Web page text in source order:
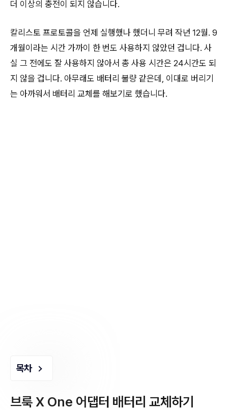
더 이상의 충전이 되지 않습니다.
칼리스토 프로토콜을 언제 실행했나 했더니 무려 작년 12월. 9
개월이라는 시간 가까이 한 번도 사용하지 않았던 겁니다. 사
실 그 전에도 잘 사용하지 않아서 총 사용 시간은 24시간도 되
지 않을 겁니다. 아무래도 배터리 불량 같은데, 이대로 버리기
는 아까워서 배터리 교체를 해보기로 했습니다.
목차
브룩 X One 어댑터 배터리 교체하기